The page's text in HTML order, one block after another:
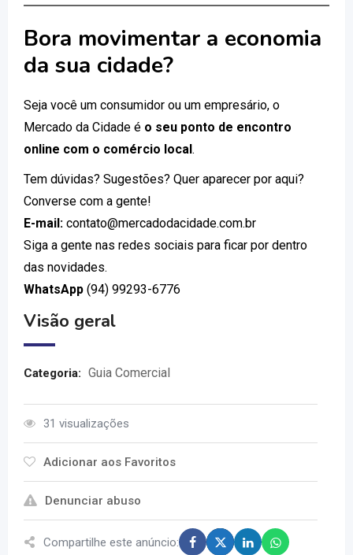
Bora movimentar a economia
da sua cidade?
Seja você um consumidor ou um empresário, o
Mercado da Cidade é o seu ponto de encontro
online com o comércio local.
Tem dúvidas? Sugestões? Quer aparecer por aqui?
Converse com a gente!
E-mail: contato@mercadodacidade.com.br
Siga a gente nas redes sociais para ficar por dentro
das novidades.
WhatsApp (94) 99293-6776
Visão geral
Categoria: Guia Comercial
31 visualizações
Adicionar aos Favoritos
Denunciar abuso
Compartilhe este anúncio: